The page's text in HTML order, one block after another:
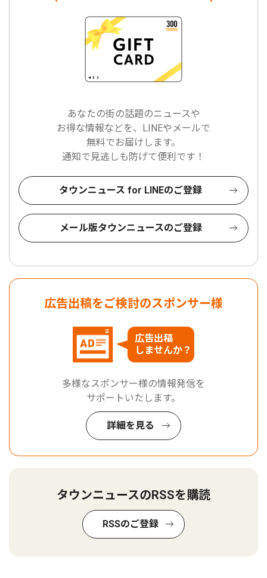
あなたの街の話題のニュースや
お得な情報などを、LINEやメールで
無料でお届けします。
通知で見逃しも防げて便利です！
タウンニュース for LINEのご登録
メール版タウンニュースのご登録
広告出稿をご検討のスポンサー様
広告出稿
しませんか？
多様なスポンサー様の情報発信を
サポートいたします。
詳細を見る
タウンニュースのRSSを購読
RSSのご登録